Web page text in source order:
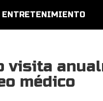
ENTRETENIMIENTO
visita
médico